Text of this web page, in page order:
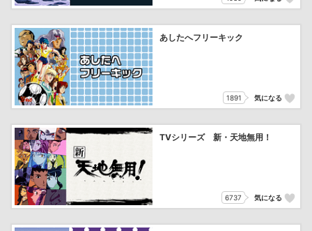
あしたへフリーキック
1891 気になる
TVシリーズ 新・天地無用！
6737 気になる